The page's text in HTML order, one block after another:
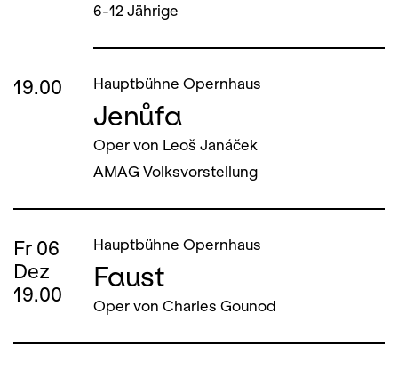
6-12 Jährige
19.00 Hauptbühne Opernhaus
Jenůfa
Oper von Leoš Janáček
AMAG Volksvorstellung
Fr 06
Dez
19.00
Hauptbühne Opernhaus
Faust
Oper von Charles Gounod